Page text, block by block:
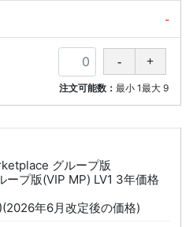
-
注文可能数：最小 1最大 9
グループ版
プ版(VIP MP) LV1 3年価格
年6月改定後の価格)